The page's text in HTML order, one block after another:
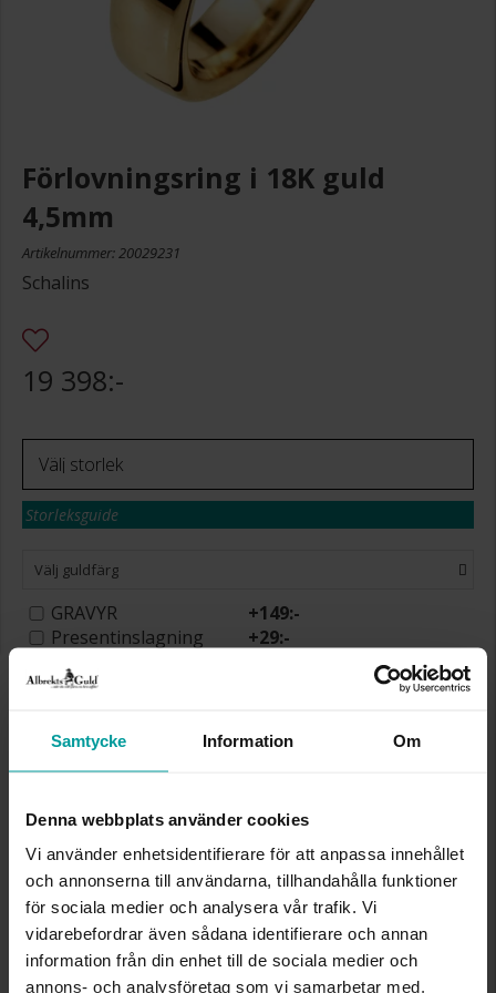
Samtycke Information Om
Denna webbplats använder cookies
Vi använder enhetsidentifierare för att anpassa innehållet
och annonserna till användarna, tillhandahålla funktioner
för sociala medier och analysera vår trafik. Vi
vidarebefordrar även sådana identifierare och annan
information från din enhet till de sociala medier och
annons- och analysföretag som vi samarbetar med.
Förlovningsring i 18K guld
4,5mm
Artikelnummer: 20029231
Schalins
19 398:-
Storleksguide
Välj guldfärg
GRAVYR +149:-
Presentinslagning
+29:-
Se köpvillkor för beställningsvaror.
✅ Fri frakt till ombud vid köp över 500 kr.
VARUKORGEN
Köpvillkor för beställningsvaror
Öppet köp, ångerrätt och bytesrätt gäller ej för
beställningsvaror, ringar från Albrekts by Schalins
samt graverade varor. Leveranstiden är 5-15